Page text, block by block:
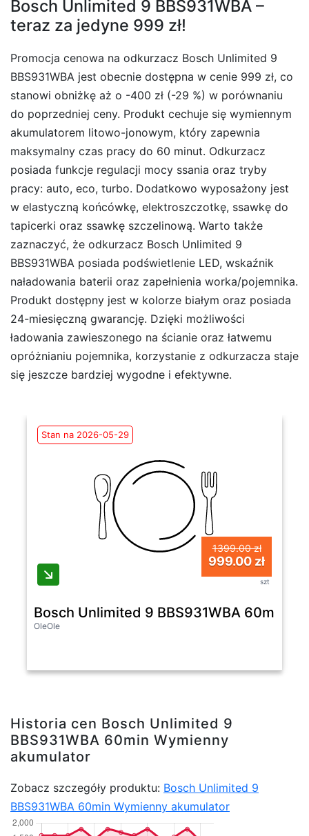
Bosch Unlimited 9 BBS931WBA –
teraz za jedyne 999 zł!
Promocja cenowa na odkurzacz Bosch Unlimited 9
BBS931WBA jest obecnie dostępna w cenie 999 zł, co
stanowi obniżkę aż o -400 zł (-29 %) w porównaniu
do poprzedniej ceny. Produkt cechuje się wymiennym
akumulatorem litowo-jonowym, który zapewnia
maksymalny czas pracy do 60 minut. Odkurzacz
posiada funkcje regulacji mocy ssania oraz tryby
pracy: auto, eco, turbo. Dodatkowo wyposażony jest
w elastyczną końcówkę, elektroszczotkę, ssawkę do
tapicerki oraz ssawkę szczelinową. Warto także
zaznaczyć, że odkurzacz Bosch Unlimited 9
BBS931WBA posiada podświetlenie LED, wskaźnik
naładowania baterii oraz zapełnienia worka/pojemnika.
Produkt dostępny jest w kolorze białym oraz posiada
24-miesięczną gwarancję. Dzięki możliwości
ładowania zawieszonego na ścianie oraz łatwemu
opróżnianiu pojemnika, korzystanie z odkurzacza staje
się jeszcze bardziej wygodne i efektywne.
Stan na 2026-05-29
1399.00 zł
999.00 zł
szt
Bosch Unlimited 9 BBS931WBA 60min
OleOle
Historia cen Bosch Unlimited 9
BBS931WBA 60min Wymienny
akumulator
Zobacz szczegóły produktu: Bosch Unlimited 9
BBS931WBA 60min Wymienny akumulator